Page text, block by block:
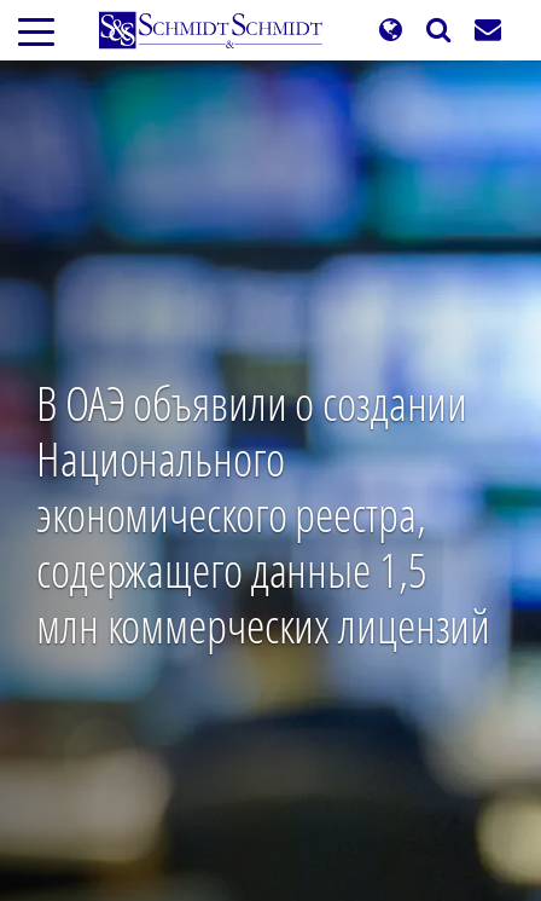
Перейти
основному
содержанию
В ОАЭ объявили о создании
Национального
экономического реестра,
содержащего данные 1,5
млн коммерческих лицензий